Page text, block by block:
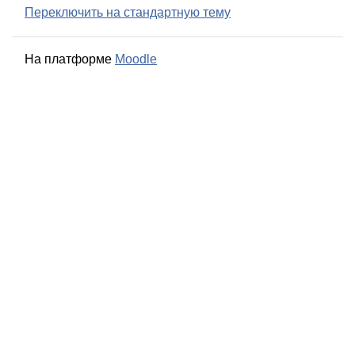
Переключить на стандартную тему
На платформе Moodle